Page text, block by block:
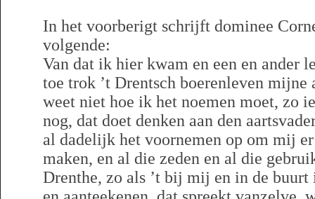
In het voorberigt schrijft dominee
volgende:
Van dat ik hier kwam en een en ander
toe trok ’t Drentsch boerenleven
weet niet hoe ik het noemen moet, zo
nog, dat doet denken aan den
al dadelijk het voornemen op om mij
maken, en al die zeden en al die
Drenthe, zo als ’t bij mij en in de buurt